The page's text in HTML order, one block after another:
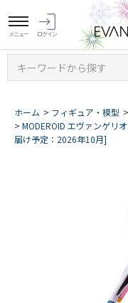
キーワードから探す
ホーム > フィギュア・模型 >
> MODEROID エヴァンゲリ
届け予定：2026年10月]